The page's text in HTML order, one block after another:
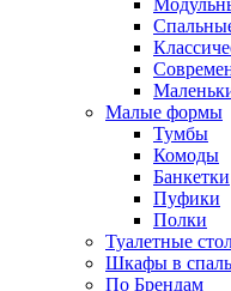
Малые формы
Тумбы
Комоды
Банкетки
Пуфики
Полки
Туалетные
Шкафы в
По Брендам